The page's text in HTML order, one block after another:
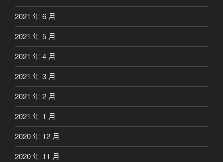
2021 年 6 月
2021 年 5 月
2021 年 4 月
2021 年 3 月
2021 年 2 月
2021 年 1 月
2020 年 12 月
2020 年 11 月